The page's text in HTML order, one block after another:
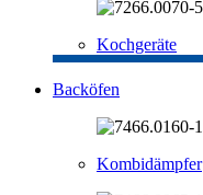
Kochgeräte
Backöfen
Kombidämpfer